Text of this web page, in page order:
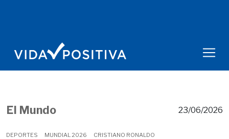
El Mundo
DEPORTES MUNDIAL 2026
CRISTIANO RONALDO
23/06/2026